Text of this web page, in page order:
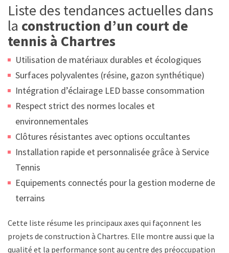
Liste des tendances actuelles dans
la construction d’un court de
tennis à Chartres
Utilisation de matériaux durables et écologiques
Surfaces polyvalentes (résine, gazon synthétique)
Intégration d’éclairage LED basse consommation
Respect strict des normes locales et
environnementales
Clôtures résistantes avec options occultantes
Installation rapide et personnalisée grâce à Service
Tennis
Equipements connectés pour la gestion moderne des
terrains
Cette liste résume les principaux axes qui façonnent les
projets de construction à Chartres. Elle montre aussi que la
qualité et la performance sont au centre des préoccupations.